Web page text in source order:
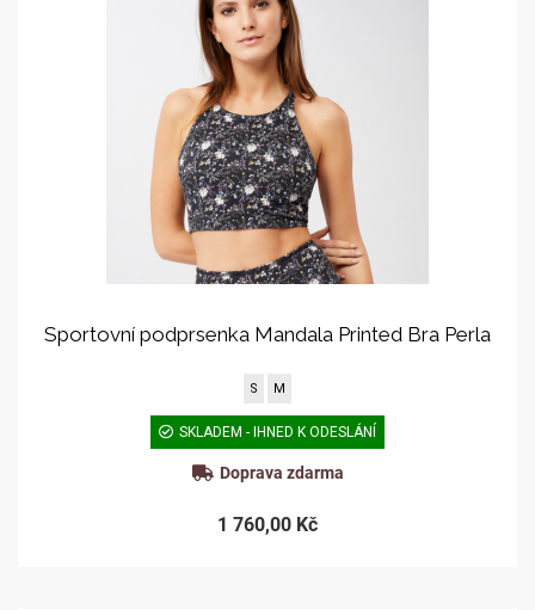
Sportovní podprsenka Mandala Printed Bra Perla
S M
SKLADEM - IHNED K ODESLÁNÍ
Doprava zdarma
1 760,00 Kč